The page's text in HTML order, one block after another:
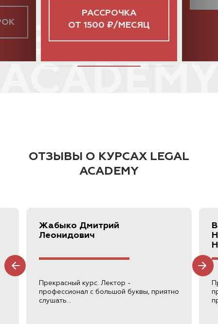
РАССРОЧКА
ОТ 1500 ₽/МЕСЯЦ
ОТЗЫВЫ О КУРСАХ LEGAL
ACADEMY
Жабыко Дмитрий
Леонидович
Прекрасный курс. Лектор -
профессионал с большой буквы, приятно
слушать...